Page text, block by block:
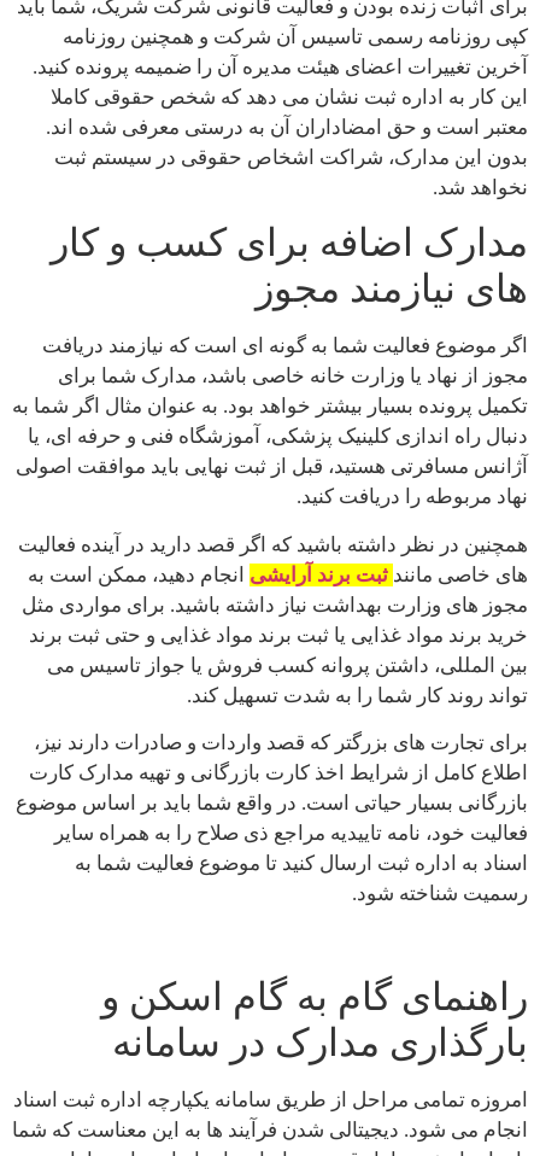
برای اثبات زنده بودن و فعالیت قانونی شرکت شریک، شما باید
کپی روزنامه رسمی تاسیس آن شرکت و همچنین روزنامه
آخرین تغییرات اعضای هیئت مدیره آن را ضمیمه پرونده کنید.
این کار به اداره ثبت نشان می دهد که شخص حقوقی کاملا
معتبر است و حق امضاداران آن به درستی معرفی شده اند.
بدون این مدارک، شراکت اشخاص حقوقی در سیستم ثبت
نخواهد شد.
مدارک اضافه برای کسب و کار
های نیازمند مجوز
اگر موضوع فعالیت شما به گونه ای است که نیازمند دریافت
مجوز از نهاد یا وزارت خانه خاصی باشد، مدارک شما برای
تکمیل پرونده بسیار بیشتر خواهد بود. به عنوان مثال اگر شما به
دنبال راه اندازی کلینیک پزشکی، آموزشگاه فنی و حرفه ای، یا
آژانس مسافرتی هستید، قبل از ثبت نهایی باید موافقت اصولی
نهاد مربوطه را دریافت کنید.
همچنین در نظر داشته باشید که اگر قصد دارید در آینده فعالیت
های خاصی مانند ثبت برند آرایشی انجام دهید، ممکن است به
مجوز های وزارت بهداشت نیاز داشته باشید. برای مواردی مثل
خرید برند مواد غذایی یا ثبت برند مواد غذایی و حتی ثبت برند
بین المللی، داشتن پروانه کسب فروش یا جواز تاسیس می
تواند روند کار شما را به شدت تسهیل کند.
برای تجارت های بزرگتر که قصد واردات و صادرات دارند نیز،
اطلاع کامل از شرایط اخذ کارت بازرگانی و تهیه مدارک کارت
بازرگانی بسیار حیاتی است. در واقع شما باید بر اساس موضوع
فعالیت خود، نامه تاییدیه مراجع ذی صلاح را به همراه سایر
اسناد به اداره ثبت ارسال کنید تا موضوع فعالیت شما به
رسمیت شناخته شود.
راهنمای گام به گام اسکن و
بارگذاری مدارک در سامانه
امروزه تمامی مراحل از طریق سامانه یکپارچه اداره ثبت اسناد
انجام می شود. دیجیتالی شدن فرآیند ها به این معناست که شما